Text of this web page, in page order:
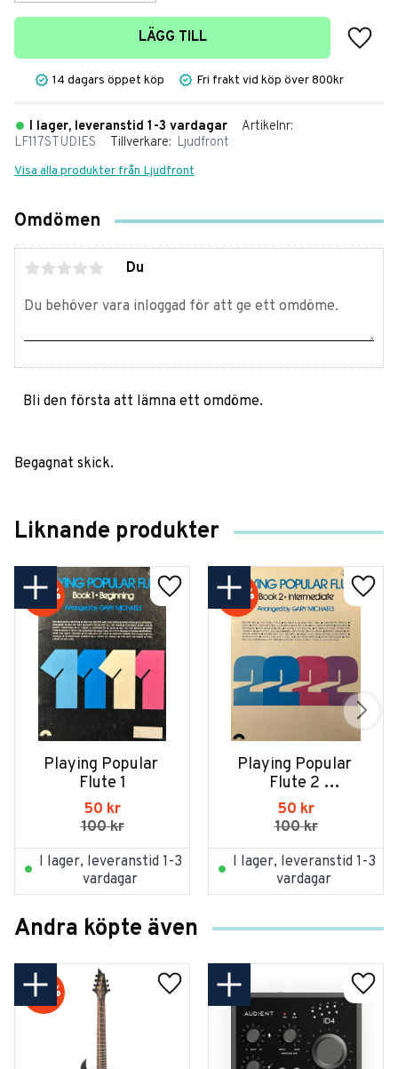
LÄGG TILL
Lägg
14 dagars öppet köp Fri frakt vid köp över 800kr
I lager, leveranstid 1-3 vardagar
Artikelnr
LF117STUDIES
Tillverkare Ljudfront
Visa alla produkter från Ljudfront
Omdömen
Du
Bli den första att lämna ett omdöme.
Begagnat skick.
Liknande produkter
Playing Popular
Flute 1
50 kr
100kr
50 %
I lager, leveranstid 1-3
vardagar
Playing Popular
Flute 2
Intermediate
50 kr
100kr
50 %
I lager, leveranstid 1-3
vardagar
Andra köpte även
20 %